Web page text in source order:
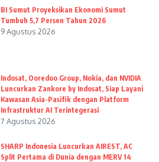
BI Sumut Proyeksikan Ekonomi Sumut
Tumbuh 5,7 Persen Tahun 2026
9 Agustus 2026
Indosat, Ooredoo Group, Nokia, dan NVIDIA
Luncurkan Zankore by Indosat, Siap Layani
Kawasan Asia-Pasifik dengan Platform
Infrastruktur AI Terintegerasi
7 Agustus 2026
SHARP Indonesia Luncurkan AIREST, AC
Split Pertama di Dunia dengan MERV 14